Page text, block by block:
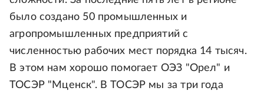
было создано 50 промышленных и
агропромышленных предприятий с
численностью рабочих мест порядка 14 тысяч.
В этом нам хорошо помогает ОЭЗ "Орел" и
ТОСЭР "Мценск". В ТОСЭР мы за три года